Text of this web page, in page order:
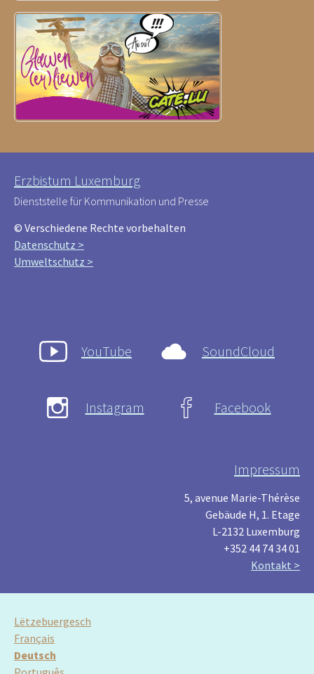
Erzbistum Luxemburg
Dienststelle für Kommunikation und Presse
© Verschiedene Rechte vorbehalten
Datenschutz >
Umweltschutz >
YouTube SoundCloud
Instagram Facebook
Impressum
5, avenue Marie-Thérèse
Gebäude H, 1. Etage
L-2132 Luxemburg
+352 44 74 34 01
Kontakt >
Lëtzebuergesch
Français
Deutsch